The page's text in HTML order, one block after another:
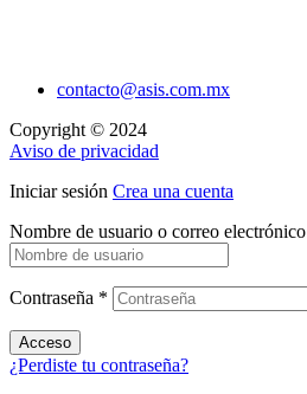
contacto@asis.com.mx
Copyright © 2024
Aviso de privacidad
Iniciar sesión Crea una cuenta
Nombre de usuario o correo electrónico
Contraseña *
Acceso
¿Perdiste tu contraseña?